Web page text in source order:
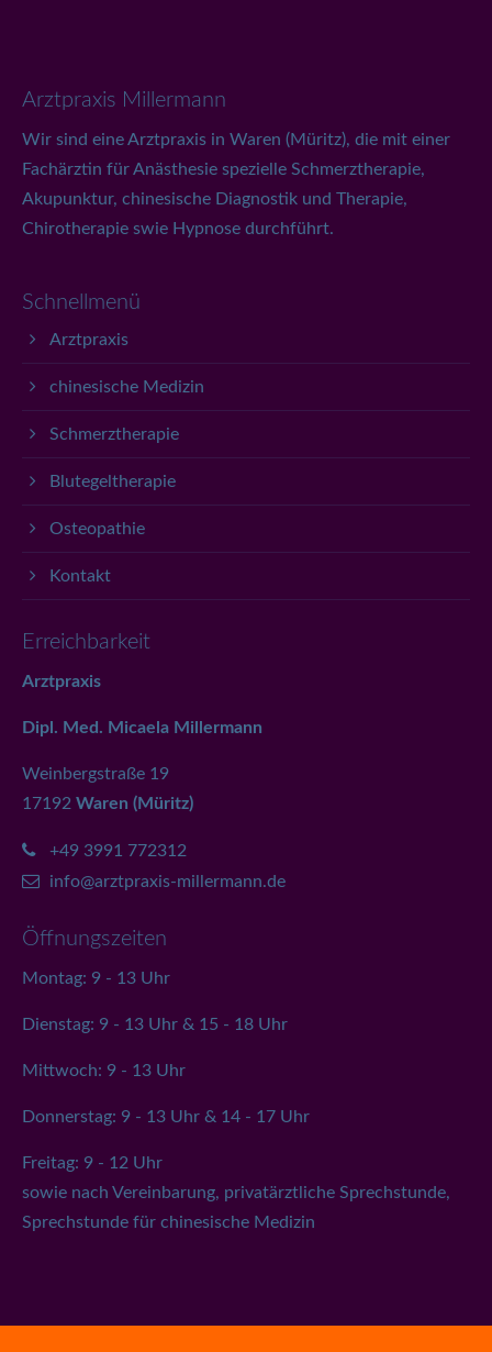
Arztpraxis Millermann
Wir sind eine Arztpraxis in Waren (Müritz), die mit einer
Fachärztin für Anästhesie spezielle Schmerztherapie,
Akupunktur, chinesische Diagnostik und Therapie,
Chirotherapie swie Hypnose durchführt.
Schnellmenü
Arztpraxis
chinesische Medizin
Schmerztherapie
Blutegeltherapie
Osteopathie
Kontakt
Erreichbarkeit
Arztpraxis
Dipl. Med. Micaela Millermann
Weinbergstraße 19
17192 Waren (Müritz)
+49 3991 772312
info@arztpraxis-millermann.de
Öffnungszeiten
Montag: 9 - 13 Uhr
Dienstag: 9 - 13 Uhr & 15 - 18 Uhr
Mittwoch: 9 - 13 Uhr
Donnerstag: 9 - 13 Uhr & 14 - 17 Uhr
Freitag: 9 - 12 Uhr
sowie nach Vereinbarung, privatärztliche Sprechstunde,
Sprechstunde für chinesische Medizin